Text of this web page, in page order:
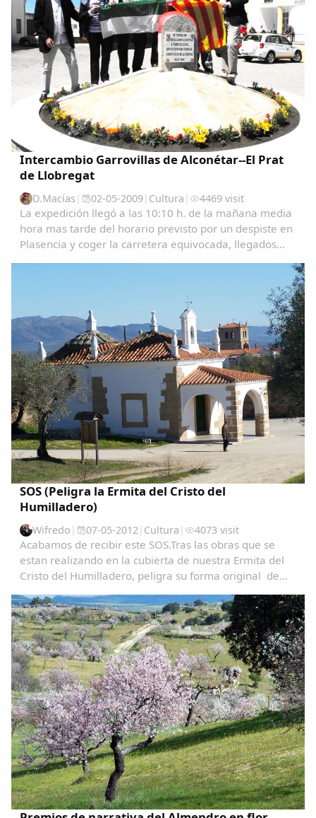
Intercambio Garrovillas de Alconétar--El Prat
de Llobregat
D.Macías | 02-05-2009| Cultura | 4469 visit
La expedición llegó a las 10:10 h. de la mañana media
hora mas tarde del horario previsto por un despiste en
Plasencia y coger la carretera equivocada, llegados
aquí se les recibió junto con las autoridades, los
SOS (Peligra la Ermita del Cristo del
Humilladero)
Wifredo | 07-05-2012| Cultura | 4073 visit
Acabamos de recibir este SOS.Tras las obras que se
estan realizando en la cubierta de nuestra Ermita del
Cristo del Humilladero, peligra su forma original de
estructura, es un monumento catalogado de gran
interes, tanto Patrimonial como Espiritual...